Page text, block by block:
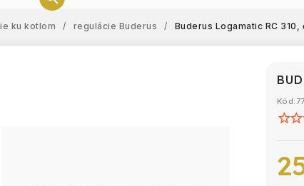
ku kotlom / regulácie Buderus / Buderus Logamatic RC 310,
Kód: